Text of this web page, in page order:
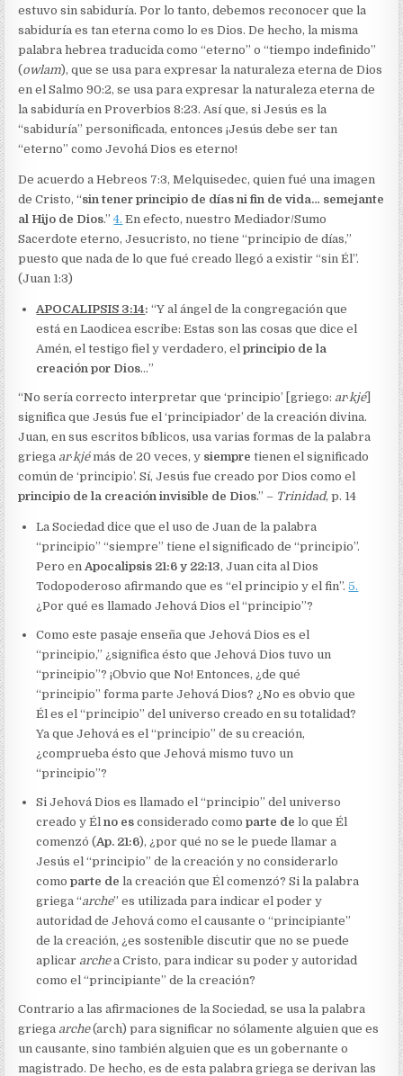
estuvo sin sabiduría. Por lo tanto, debemos reconocer que la
sabiduría es tan eterna como lo es Dios. De hecho, la misma
palabra hebrea traducida como “eterno” o “tiempo indefinido”
(owlam), que se usa para expresar la naturaleza eterna de Dios
en el Salmo 90:2, se usa para expresar la naturaleza eterna de
la sabiduría en Proverbios 8:23. Así que, si Jesús es la
“sabiduría” personificada, entonces ¡Jesús debe ser tan
“eterno” como Jevohá Dios es eterno!
De acuerdo a Hebreos 7:3, Melquisedec, quien fué una imagen
de Cristo, “sin tener principio de días ni fin de vida… semejante
al Hijo de Dios.”4. En efecto, nuestro Mediador/Sumo
Sacerdote eterno, Jesucristo, no tiene “principio de días,”
puesto que nada de lo que fué creado llegó a existir “sin Él”.
(Juan 1:3)
APOCALIPSIS 3:14:“Y al ángel de la congregación que
está en Laodicea escribe: Estas son las cosas que dice el
Amén, el testigo fiel y verdadero, elprincipio de la
creación por Dios…”
“No sería correcto interpretar que ‘principio’ [griego: ar·kjé]
significa que Jesús fue el ‘principiador’ de la creación divina.
Juan, en sus escritos bíblicos, usa varias formas de la palabra
griega ar·kjémás de 20 veces, y siempre tienen el significado
común de ‘principio’. Sí, Jesús fue creado por Dios como el
principio de la creación invisible de Dios.” – Trinidad, p. 14
La Sociedad dice que el uso de Juan de la palabra
“principio” “siempre” tiene el significado de “principio”.
Pero enApocalipsis 21:6 y 22:13, Juan cita al Dios
Todopoderoso afirmando que es “el principio y el fin”.5.
¿Por qué es llamado Jehová Dios el “principio”?
Como este pasaje enseña que Jehová Dios es el
“principio,” ¿significa ésto que Jehová Dios tuvo un
“principio”? ¡Obvio que No! Entonces, ¿de qué
“principio” forma parte Jehová Dios? ¿No es obvio que
Él es el “principio” del universo creado en su totalidad?
Ya que Jehová es el “principio” de su creación,
¿comprueba ésto que Jehová mismo tuvo un
“principio”?
Si Jehová Dios es llamado el “principio” del universo
creado y Élno esconsiderado comoparte de lo que Él
comenzó (Ap. 21:6), ¿por qué no se le puede llamar a
Jesús el “principio” de la creación y no considerarlo
comoparte de la creación que Él comenzó? Si la palabra
griega “arche” es utilizada para indicar el poder y
autoridad de Jehová como el causante o “principiante”
de la creación, ¿es sostenible discutir que no se puede
aplicar archea Cristo, para indicar su poder y autoridad
como el “principiante” de la creación?
Contrario a las afirmaciones de la Sociedad, se usa la palabra
griega arche(arch) para significar no sólamente alguien que es
un causante, sino también alguien que es un gobernante o
magistrado. De hecho, es de esta palabra griega se derivan las